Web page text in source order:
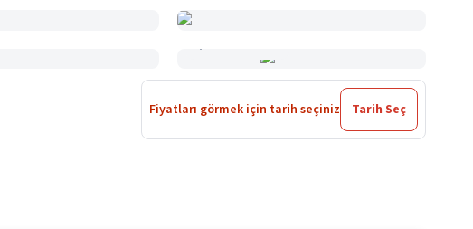
Fiyatları görmek için tarih seçiniz Tarih Seç